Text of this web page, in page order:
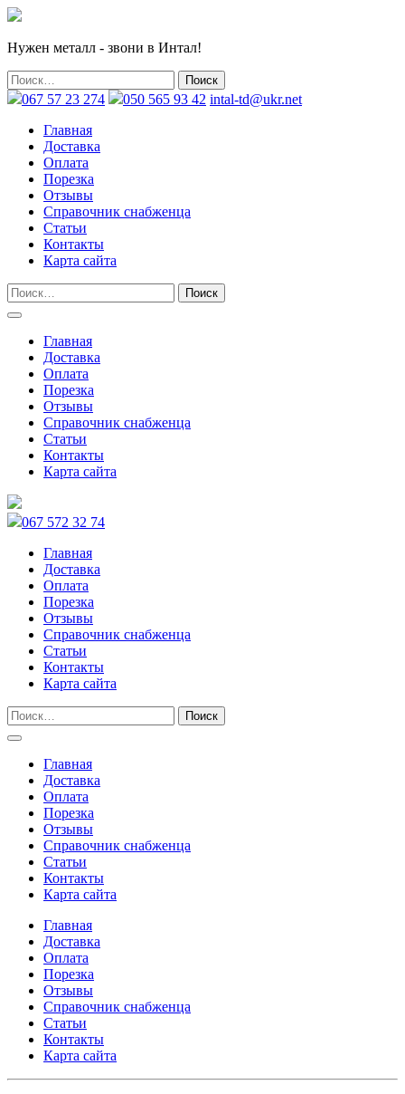
Нужен металл - звони в Интал!
067 57 23 274 050 565 93 42 intal-td@ukr.net
Главная
Доставка
Оплата
Порезка
Отзывы
Справочник снабженца
Статьи
Контакты
Карта сайта
Главная
Доставка
Оплата
Порезка
Отзывы
Справочник снабженца
Статьи
Контакты
Карта сайта
067 572 32 74
Главная
Доставка
Оплата
Порезка
Отзывы
Справочник снабженца
Статьи
Контакты
Карта сайта
Главная
Доставка
Оплата
Порезка
Отзывы
Справочник снабженца
Статьи
Контакты
Карта сайта
Главная
Доставка
Оплата
Порезка
Отзывы
Справочник снабженца
Статьи
Контакты
Карта сайта